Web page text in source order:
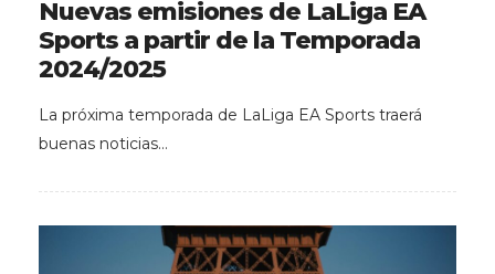
Nuevas emisiones de LaLiga EA
Sports a partir de la Temporada
2024/2025
La próxima temporada de LaLiga EA Sports traerá
buenas noticias…